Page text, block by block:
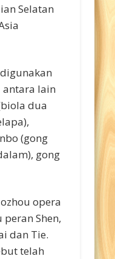
Selatan
antara lain
dua
(gong
gong
opera
Shen,
dan Tie.
telah